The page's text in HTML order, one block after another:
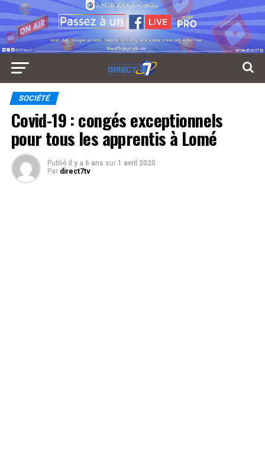
SOCIÉTÉ
Covid-19 : congés exceptionnels
pour tous les apprentis à Lomé
Publié il y a 6 ans sur 1 avril 2020
Par direct7tv